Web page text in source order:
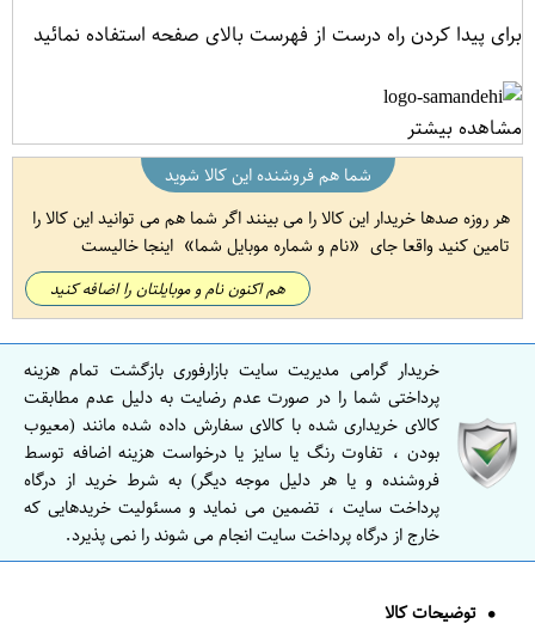
برای پیدا کردن راه درست از فهرست بالای صفحه استفاده نمائید
مشاهده بیشتر
شما هم فروشنده این کالا شوید
هر روزه صدها خریدار این کالا را می بینند اگر شما هم می توانید این کالا را
تامین کنید واقعا جای
نام و شماره موبایل شما اینجا خالیست
هم اکنون نام و موبایلتان را اضافه کنید
خریدار گرامی مدیریت سایت بازارفوری بازگشت تمام هزینه
پرداختی شما را در صورت عدم رضایت به دلیل عدم مطابقت
کالای خریداری شده با کالای سفارش داده شده مانند (معیوب
بودن ، تفاوت رنگ یا سایز یا درخواست هزینه اضافه توسط
فروشنده و یا هر دلیل موجه دیگر) به شرط خرید از درگاه
پرداخت سایت ، تضمین می نماید و مسئولیت خریدهایی که
خارج از درگاه پرداخت سایت انجام می شوند را نمی پذیرد.
توضیحات کالا